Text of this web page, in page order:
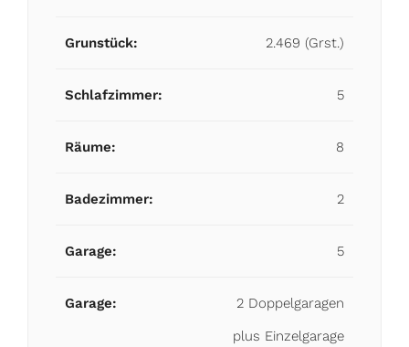
Grunstück: 2.469 (Grst.)
Schlafzimmer: 5
Räume: 8
Badezimmer: 2
Garage: 5
Garage:
2 Doppelgaragen
plus Einzelgarage